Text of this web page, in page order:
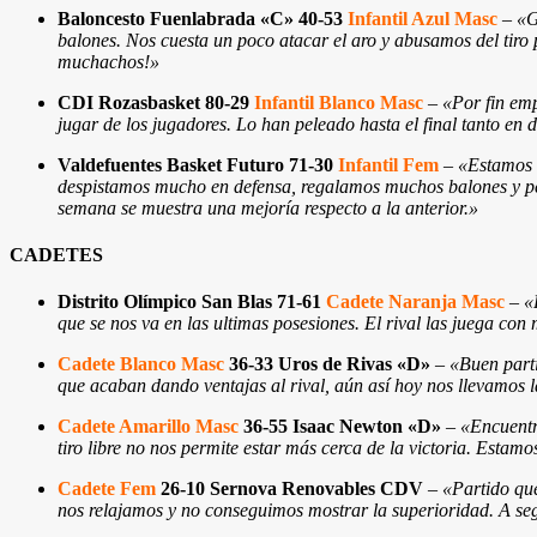
Baloncesto Fuenlabrada «C» 40-53 Infantil Azul Masc –
balones. Nos cuesta un poco atacar el aro y abusamos del
muchachos!»
CDI Rozasbasket 80-29 Infantil Blanco Masc – «Por fin
jugar de los jugadores. Lo han peleado hasta el final tanto en
Valdefuentes Basket Futuro 71-30 Infantil Fem –
despistamos mucho en defensa, regalamos muchos balones
semana se muestra una mejoría respecto a la anterior.»
CADETES
Distrito Olímpico San Blas 71-61 Cadete Naranja Masc –
que se nos va en las ultimas posesiones. El rival las juega
Cadete Blanco Masc 36-33 Uros de Rivas «D» – «Buen
que acaban dando ventajas al rival, aún así hoy nos
Cadete Amarillo Masc 36-55 Isaac Newton «D» –
tiro libre no nos permite estar más cerca de la victoria.
Cadete Fem 26-10 Sernova Renovables CDV – «Partido
nos relajamos y no conseguimos mostrar la superioridad. A